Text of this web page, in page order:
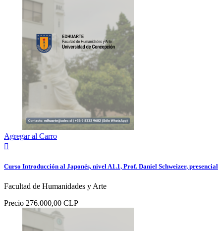
Agregar al Carro

Curso Introducción al Japonés, nivel A1.1, Prof. Daniel Schweizer, presencial
Facultad de Humanidades y Arte
Precio 276.000,00 CLP